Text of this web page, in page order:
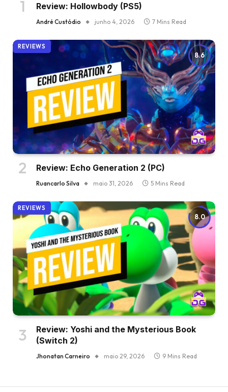
Review: Hollowbody (PS5)
André Custódio junho 4, 2026 7 Mins Read
8.6
REVIEWS
Review: Echo Generation 2 (PC)
Ruancarlo Silva maio 31, 2026 5 Mins Read
8.0
REVIEWS
Review: Yoshi and the Mysterious Book
(Switch 2)
Jhonatan Carneiro maio 29, 2026 9 Mins Read